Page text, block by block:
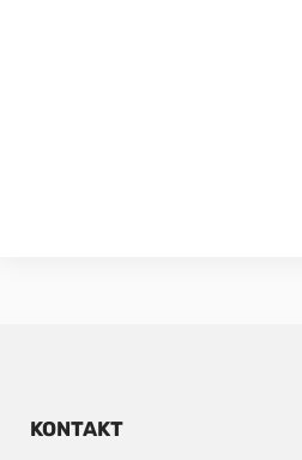
KONTAKT